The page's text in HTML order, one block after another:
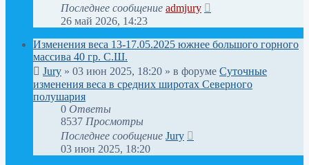
Последнее сообщение admjury
26 май 2026, 14:23
Изменения веса 13-17.05.2025 южнее большого горного
массива 40 гр. С.Ш.
Jury » 03 июн 2025, 18:20 » в форуме Суточные
изменения веса в средних широтах Северного
полушария
0 Ответы
8537 Просмотры
Последнее сообщение Jury
03 июн 2025, 18:20